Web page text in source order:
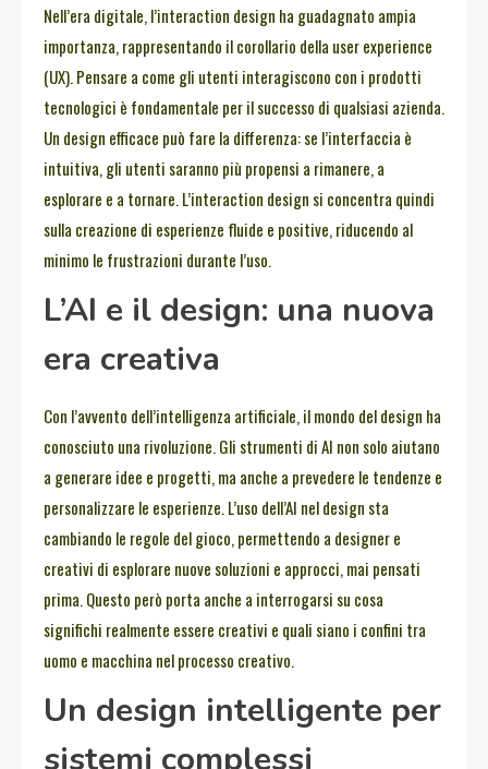
Nell’era digitale, l’interaction design ha guadagnato ampia
importanza, rappresentando il corollario della user experience
(UX). Pensare a come gli utenti interagiscono con i prodotti
tecnologici è fondamentale per il successo di qualsiasi azienda.
Un design efficace può fare la differenza: se l’interfaccia è
intuitiva, gli utenti saranno più propensi a rimanere, a
esplorare e a tornare. L’interaction design si concentra quindi
sulla creazione di esperienze fluide e positive, riducendo al
minimo le frustrazioni durante l’uso.
L’AI e il design: una nuova
era creativa
Con l’avvento dell’intelligenza artificiale, il mondo del design ha
conosciuto una rivoluzione. Gli strumenti di AI non solo aiutano
a generare idee e progetti, ma anche a prevedere le tendenze e
personalizzare le esperienze. L’uso dell’AI nel design sta
cambiando le regole del gioco, permettendo a designer e
creativi di esplorare nuove soluzioni e approcci, mai pensati
prima. Questo però porta anche a interrogarsi su cosa
significhi realmente essere creativi e quali siano i confini tra
uomo e macchina nel processo creativo.
Un design intelligente per